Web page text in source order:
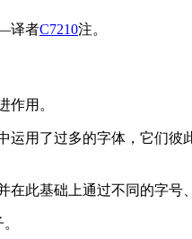
译者C7210注。
作用。
用了过多的字体，它们
此基础上通过不同的字号